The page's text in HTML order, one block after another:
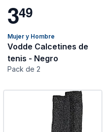
349
Mujer y Hombre
Vodde Calcetines de
tenis - Negro
Pack de 2